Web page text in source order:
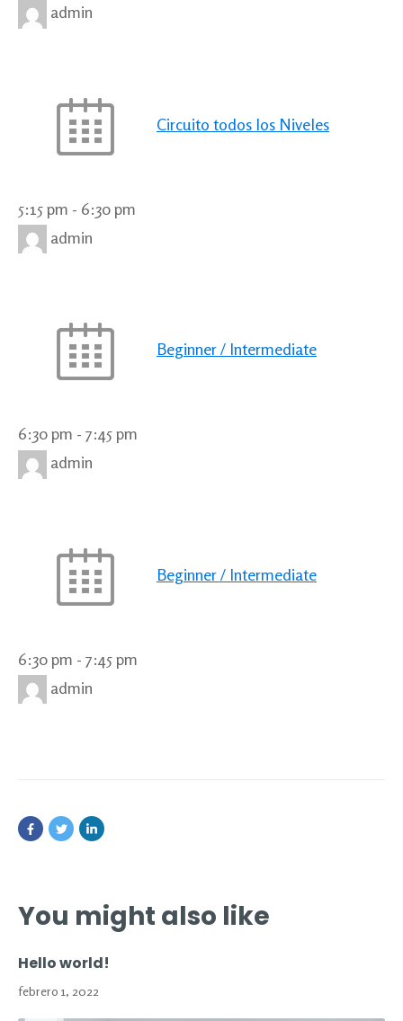
admin
Circuito todos los Niveles
5:15 pm - 6:30 pm
admin
Beginner / Intermediate
6:30 pm - 7:45 pm
admin
Beginner / Intermediate
6:30 pm - 7:45 pm
admin
You might also like
Hello world!
febrero 1, 2022